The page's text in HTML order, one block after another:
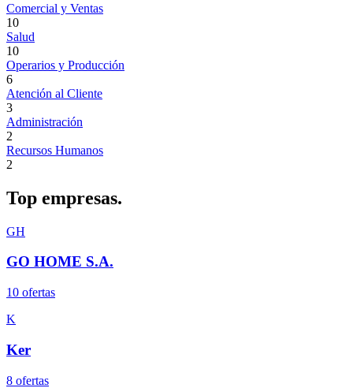
Comercial y Ventas
10
Salud
10
Operarios y Producción
6
Atención al Cliente
3
Administración
2
Recursos Humanos
2
Top empresas.
GH
GO HOME S.A.
10 ofertas
K
Ker
8 ofertas